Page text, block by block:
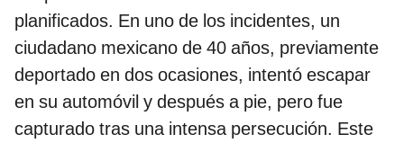
planificados. En uno de los incidentes, un
ciudadano mexicano de 40 años, previamente
deportado en dos ocasiones, intentó escapar
en su automóvil y después a pie, pero fue
capturado tras una intensa persecución. Este